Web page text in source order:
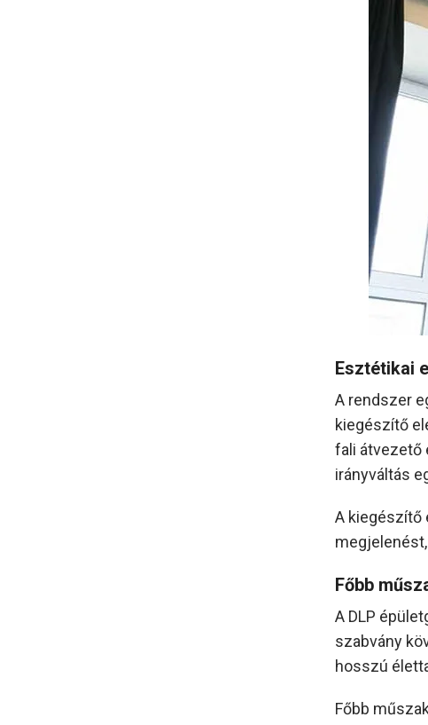
Esztétikai
A rendszer
kiegészítő
fali átvezető
irányváltás
A kiegészítő
Főbb
A DLP
szabvány
hosszú
Főbb